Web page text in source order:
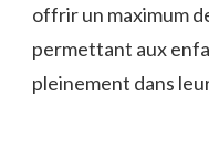
offrir un maximum
permettant aux
pleinement dans